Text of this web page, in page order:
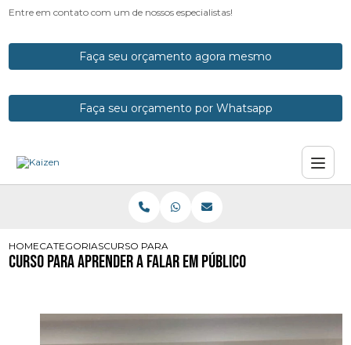
Entre em contato com um de nossos especialistas!
Faça seu orçamento agora mesmo
Faça seu orçamento por Whatsapp
HOMECATEGORIASCURSO PARA APRENDER A FALAR EM PUBLICO
Curso para Aprender a Falar em Público